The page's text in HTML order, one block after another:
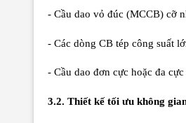
- Cầu dao vỏ đúc (MCCB) cỡ
- Các dòng CB tép công suất
- Cầu dao đơn cực hoặc đa
3.2. Thiết kế tối ưu không